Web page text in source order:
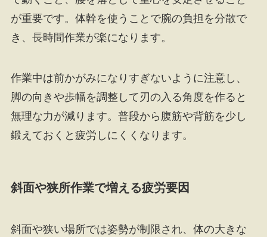
が重要です。体幹を使うことで腕の負担を分散で
き、長時間作業が楽になります。
作業中は前かがみになりすぎないように注意し、
脚の向きや歩幅を調整して刃の入る角度を作ると
無理な力が減ります。普段から腹筋や背筋を少し
鍛えておくと疲労しにくくなります。
斜面や狭所作業で増える疲労要因
斜面や狭い場所では姿勢が制限され、体の大きな